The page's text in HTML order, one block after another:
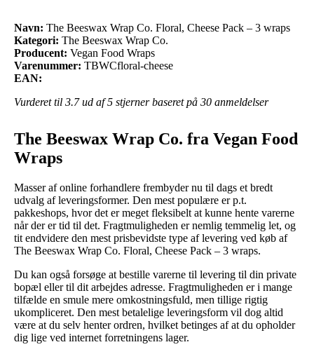
Navn: The Beeswax Wrap Co. Floral, Cheese Pack – 3 wraps
Kategori: The Beeswax Wrap Co.
Producent: Vegan Food Wraps
Varenummer: TBWCfloral-cheese
EAN:
Vurderet til 3.7ud af 5 stjerner baseret på 30 anmeldelser
The Beeswax Wrap Co. fra Vegan Food
Wraps
Masser af online forhandlere frembyder nu til dags et bredt
udvalg af leveringsformer. Den mest populære er p.t.
pakkeshops, hvor det er meget fleksibelt at kunne hente varerne
når der er tid til det. Fragtmuligheden er nemlig temmelig let, og
tit endvidere den mest prisbevidste type af levering ved køb af
The Beeswax Wrap Co. Floral, Cheese Pack – 3 wraps.
Du kan også forsøge at bestille varerne til levering til din private
bopæl eller til dit arbejdes adresse. Fragtmuligheden er i mange
tilfælde en smule mere omkostningsfuld, men tillige rigtig
ukompliceret. Den mest betalelige leveringsform vil dog altid
være at du selv henter ordren, hvilket betinges af at du opholder
dig lige ved internet forretningens lager.